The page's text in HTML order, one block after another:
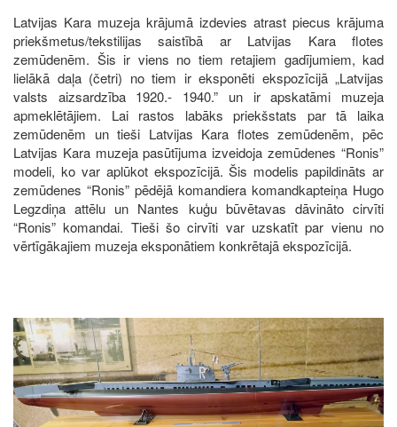
Latvijas Kara muzeja krājumā izdevies atrast piecus krājuma
priekšmetus/tekstilijas saistībā ar Latvijas Kara flotes
zemūdenēm. Šis ir viens no tiem retajiem gadījumiem, kad
lielākā daļa (četri) no tiem ir eksponēti ekspozīcijā „Latvijas
valsts aizsardzība 1920.- 1940.” un ir apskatāmi muzeja
apmeklētājiem. Lai rastos labāks priekšstats par tā laika
zemūdenēm un tieši Latvijas Kara flotes zemūdenēm, pēc
Latvijas Kara muzeja pasūtījuma izveidoja zemūdenes “Ronis”
modeli, ko var aplūkot ekspozīcijā. Šis modelis papildināts ar
zemūdenes “Ronis” pēdējā komandiera komandkapteiņa Hugo
Legzdiņa attēlu un Nantes kuģu būvētavas dāvināto cirvīti
“Ronis” komandai. Tieši šo cirvīti var uzskatīt par vienu no
vērtīgākajiem muzeja eksponātiem konkrētajā ekspozīcijā.
Image